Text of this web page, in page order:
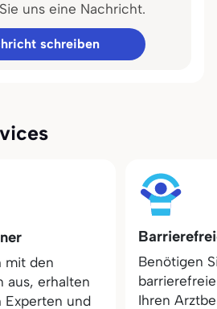
uns eine Nachricht.
schreiben
mit den
aus, erhalten
Experten und
Benötigen
Ihren